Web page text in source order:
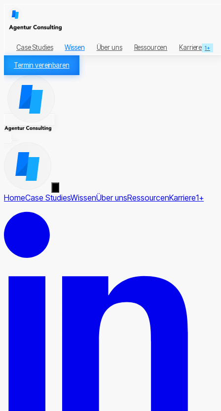
Case Studies Wissen Über uns Ressourcen Karriere 1+
Termin vereinbaren
HomeCase StudiesWissenÜber unsRessourcenKarriere1+